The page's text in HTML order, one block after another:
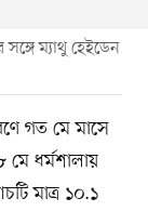
ম্যাথু হেইডেন
গত মে মাসে
ধর্মশালায়
মাত্র ১০.১